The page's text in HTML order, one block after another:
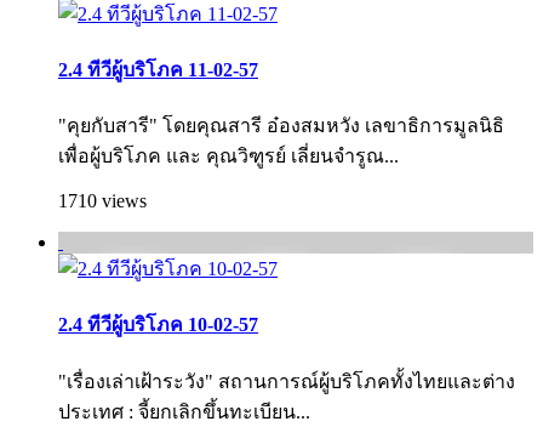
2.4 ทีวีผู้บริโภค 11-02-57
"คุยกับสารี" โดยคุณสารี อ๋องสมหวัง เลขาธิการมูลนิธิ
เพื่อผู้บริโภค และ คุณวิฑูรย์ เลี่ยนจำรูณ...
1710 views
2.4 ทีวีผู้บริโภค 10-02-57
"เรื่องเล่าเฝ้าระวัง" สถานการณ์ผู้บริโภคทั้งไทยและต่าง
ประเทศ : จี้ยกเลิกขึ้นทะเบียน...